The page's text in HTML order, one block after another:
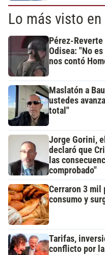
Lo más visto en
Pérez-
Odisea: "No
nos contó
Maslatón a
ustedes
total"
Jorge Gorini,
declaró que
las
comprobado"
Cerraron 3 mil
consumo y
Tarifas,
conflicto por